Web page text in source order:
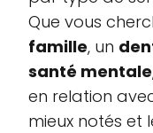
Que vous
famille, un
santé mentale
en relation
mieux notés et